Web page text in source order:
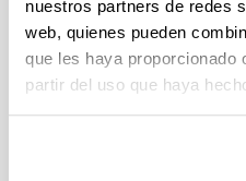
nuestros partners de redes
web, quienes pueden
que les haya proporcionado
partir del uso que haya
SAGARLUP:
SAGARLUP es un nuevo
años de experiencia en la